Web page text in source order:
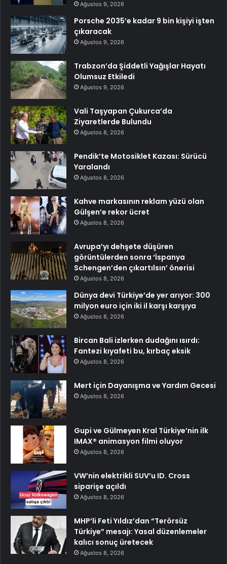
Ağustos 9, 2026
Porsche 2035’e kadar 9 bin kişiyi işten
çıkaracak
Ağustos 9, 2026
Trabzon’da Şiddetli Yağışlar Hayatı
Olumsuz Etkiledi
Ağustos 9, 2026
Vali Taşyapan Çukurca’da
Ziyaretlerde Bulundu
Ağustos 8, 2026
Pendik’te Motosiklet Kazası: Sürücü
Yaralandı
Ağustos 8, 2026
Kahve markasının reklam yüzü olan
Gülşen’e rekor ücret
Ağustos 8, 2026
Avrupa’yı dehşete düşüren
görüntülerden sonra ‘İspanya
Schengen’den çıkartılsın’ önerisi
Ağustos 8, 2026
Dünya devi Türkiye’de yer arıyor: 300
milyon euro için iki il karşı karşıya
Ağustos 8, 2026
Bircan Bali izlerken dudağını ısırdı:
Fantezi kıyafeti bu, kırbaç eksik
Ağustos 8, 2026
Mert için Dayanışma ve Yardım Gecesi
Ağustos 8, 2026
Gupi ve Gülmeyen Kral Türkiye’nin ilk
IMAX® animasyon filmi oluyor
Ağustos 8, 2026
VW’nin elektrikli SUV’u ID. Cross
siparişe açıldı
Ağustos 8, 2026
MHP’li Feti Yıldız’dan “Terörsüz
Türkiye” mesajı: Yasal düzenlemeler
kalıcı sonuç üretecek
Ağustos 8, 2026